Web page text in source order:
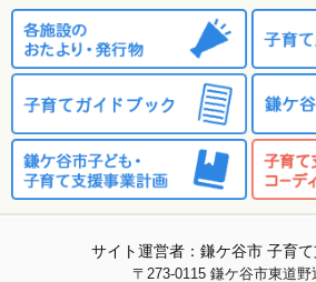
サイト運営者：鎌ケ谷市 子育
〒273-0115 鎌ケ谷市東道野